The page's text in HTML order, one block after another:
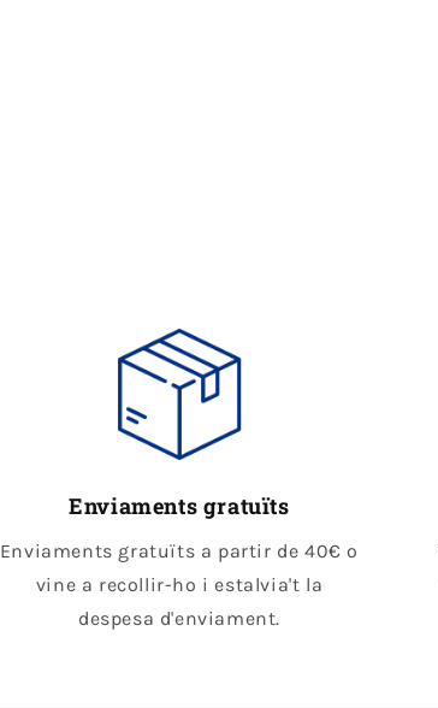
Enviaments gratuïts
Enviaments gratuïts a partir de 40€ o
vine a recollir-ho i estalvia't la
despesa d'enviament.